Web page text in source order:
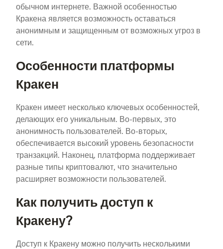
обычном интернете. Важной особенностью
Кракена является возможность оставаться
анонимным и защищенным от возможных угроз в
сети.
Особенности платформы
Кракен
Кракен имеет несколько ключевых особенностей,
делающих его уникальным. Во-первых, это
анонимность пользователей. Во-вторых,
обеспечивается высокий уровень безопасности
транзакций. Наконец, платформа поддерживает
разные типы криптовалют, что значительно
расширяет возможности пользователей.
Как получить доступ к
Кракену?
Доступ к Кракену можно получить несколькими